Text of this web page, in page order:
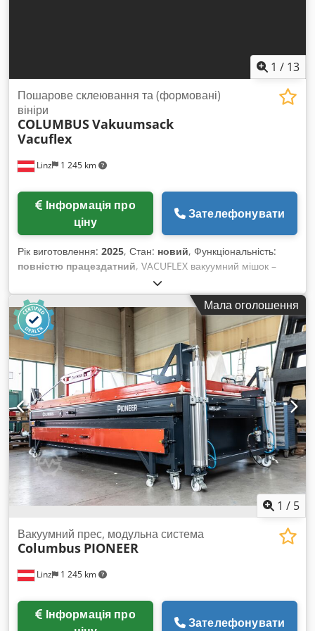
1 / 13
Linz 1 245 km
Пошарове склеювання та (формовані)
вініри
COLUMBUSVakuumsack
Vacuflex
ціну
Зателефонувати
Рік виготовлення: 2025, Стан: новий, Функціональність:
повністю працездатний, VACUFLEX вакуумний мішок –
більше можливостей без великих інвестицій Ви бажаєте
виконувати роботи з облицювання чи формове склеювання
– але без значних витрат на прес? Тоді цей вакуумний
мішок VacuFlex – саме те рішення, що вам потрібно.
Завдяки йому ви можете: - просто склеювати шари та
облицьовувати (у тому числі формувати покриття) -
працювати гнучко й ефективно - брати нові замовлення -
вигідно виготовляти навіть поодинокі вироби Це означає
для вас: Більше можливостей у цеху – без потреби в
додатковому просторі та високих постійних витратах. Стан:
готовий до негайного використання Особливо цікаво для:
Djdpfx Anjzqtm Asdokr - малих підприємств - початку
роботи з вакуумною технікою - доповнення наявного
обладнання
Мала оголошення
1 / 5
Linz 1 245 km
Вакуумний прес, модульна система
Columbus PIONEER
Зателефонувати